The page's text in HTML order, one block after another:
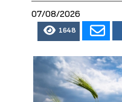
07/08/2026
1648